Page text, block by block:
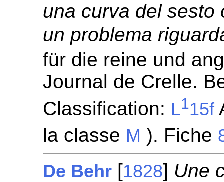
una curva del sesto
un problema
für die reine und
Journal de Crelle.
Classification: L115f
la classe M ). Fiche
De Behr [1828] Une